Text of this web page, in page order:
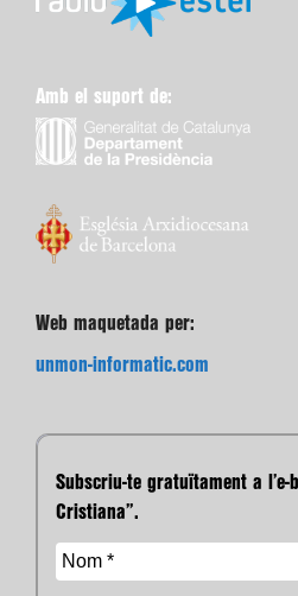
Amb el suport de:
Web maquetada per:
unmon-informatic.com
Subscriu-te gratuïtament a l’e-
Cristiana”.